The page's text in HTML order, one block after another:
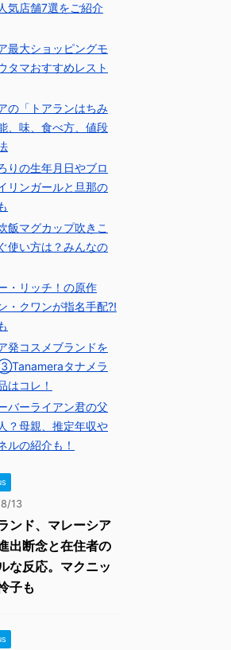
気店舗7選をご紹介
最大ショッピングモ
タマおすすめレスト
の「トアランはちみ
、味、食べ方、値段
りの生年月日やブロ
リンガールと旦那の
飯マグカップ吹きこ
使い方は？みんなの
・リッチ！の原作
・クワンが指名手配⁈
発コスメブランドを
タナメラ
はコレ！
バーライアン君の父
？母親、推定年収や
ルの紹介も！
13
ンド、マレーシア
出断念と在住者の
な反応。マクニッ
子も